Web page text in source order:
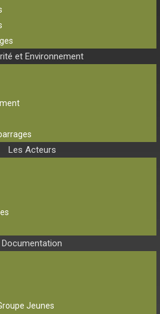
et Environnement
Les Acteurs
Documentation
Jeunes